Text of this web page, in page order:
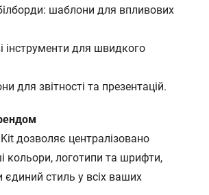
шаблони для впливових
інструменти для швидкого
для звітності та презентацій.
Kit дозволяє централізовано
кольори, логотипи та шрифти,
єдиний стиль у всіх ваших